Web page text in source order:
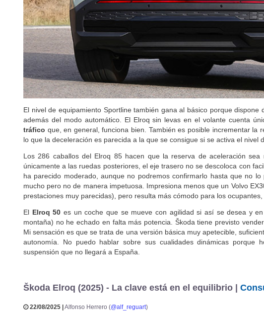
El nivel de equipamiento Sportline también gana al básico porque dispone
además del modo automático. El Elroq sin levas en el volante cuenta
tráfico que, en general, funciona bien. También es posible incrementar
lo que la deceleración es parecida a la que se consigue si se activa el
Los 286 caballos del Elroq 85 hacen que la reserva de aceleración
únicamente a las ruedas posteriores, el eje trasero no se descoloca con
ha parecido moderado, aunque no podremos confirmarlo hasta que no
mucho pero no de manera impetuosa. Impresiona menos que un Volvo
prestaciones muy parecidas), pero resulta más cómodo para los
El Elroq 50 es un coche que se mueve con agilidad si así se desea y
montaña) no he echado en falta más potencia. Škoda tiene previsto
Mi sensación es que se trata de una versión básica muy apetecible,
autonomía. No puedo hablar sobre sus cualidades dinámicas
suspensión que no llegará a España.
Škoda Elroq (2025) - La clave está en el equilibrio |
22/08/2025 | Alfonso Herrero (@alf_reguart)